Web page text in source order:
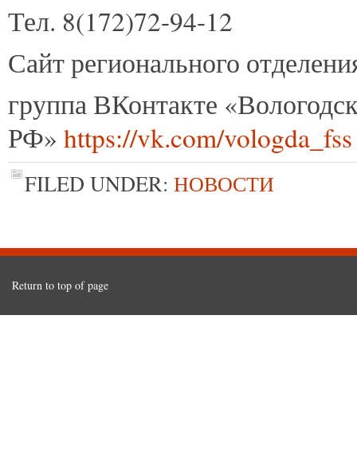
Тел. 8(172)72-94-12
Сайт регионального
группа ВКонтакте
РФ» https://vk.com/vologda_fss
FILED UNDER: НОВОСТИ
Return to top of page